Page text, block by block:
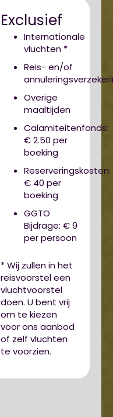
Exclusief
Internationale
vluchten *
Reis- en/of
Overige
maaltijden
Calamiteitenfonds:
€ 2.50 per
boeking
Reserveringskosten:
€ 40 per
boeking
GGTO
Bijdrage: € 9
per persoon
* Wij zullen in het
reisvoorstel een
vluchtvoorstel
doen. U bent vrij
om te kiezen
voor ons aanbod
of zelf vluchten
te voorzien.